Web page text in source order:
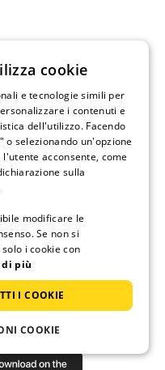
in affitto
cookie
e tecnologie simili per
i contenuti e
dell'utilizzo. Facendo
o selezionando un'opzione
acconsente, come
sulla
modificare le
Se non si
i cookie con
di più
I COOKIE
COOKIE